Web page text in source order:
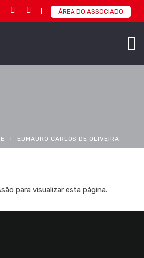
ÁREA DO ASSOCIADO
EDMAURO CARLOS DE OLIVEIRA
para visualizar esta página.